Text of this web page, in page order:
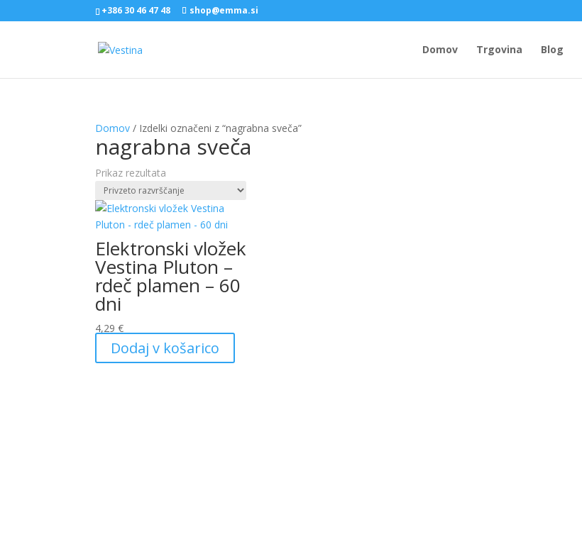
+386 30 46 47 48 shop@emma.si
Domov Trgovina Blog
Domov / Izdelki označeni z “nagrabna sveča”
nagrabna sveča
Prikaz rezultata
Elektronski vložek
Vestina Pluton –
rdeč plamen – 60
dni
4,29€
Dodaj v košarico